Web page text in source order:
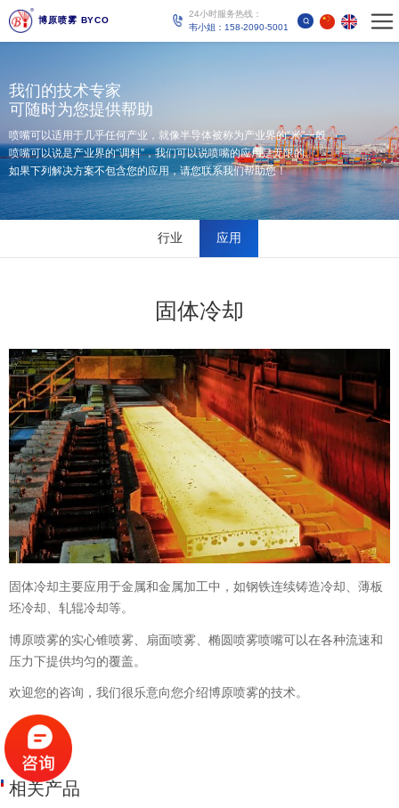
博原喷雾 BYCO
24小时服务热线：
韦小姐：158-2090-5001
我们的技术专家
可随时为您提供帮助
喷嘴可以适用于几乎任何产业，就像半导体被称为产业界的“米"一般，
喷嘴可以说是产业界的“调料”，我们可以说喷嘴的应用是无限的。
如果下列解决方案不包含您的应用，请您联系我们帮助您！
行业 应用
固体冷却
固体冷却主要应用于金属和金属加工中，如钢铁连续铸造冷却、薄板
坯冷却、轧辊冷却等。
博原喷雾的实心锥喷雾、扇面喷雾、椭圆喷雾喷嘴可以在各种流速和
压力下提供均匀的覆盖。
欢迎您的咨询，我们很乐意向您介绍博原喷雾的技术。
相关产品